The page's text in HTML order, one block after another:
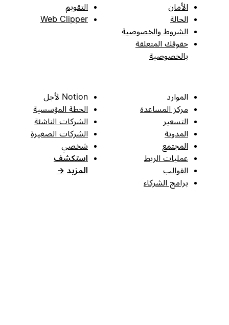
الأمان
الحالة
الشروط والخصوصية
حقوقك المتعلقة
بالخصوصية
التقويم
Web Clipper
الموارد
مركز المساعدة
التسعير
المدونة
المجتمع
عمليات الربط
القوالب
برامج الشركاء
Notion لأجل
الخطة المؤسسية
الشركات الناشئة
الشركات الصغيرة
شخصي
استكشف
المزيد →